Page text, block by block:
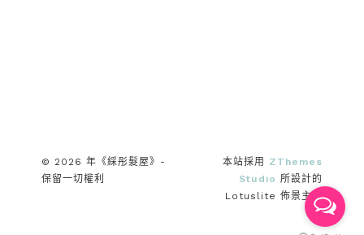
© 2026 年《綵彤髮屋》-
保留一切權利
本站採用 ZThemes
Studio 所設計的
Lotuslite 佈景主題